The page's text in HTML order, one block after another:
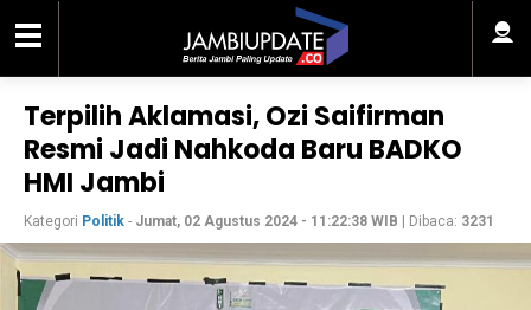
Terpilih Aklamasi, Ozi Saifirman
Resmi Jadi Nahkoda Baru BADKO
HMI Jambi
Kategori Politik - Jumat, 02 Agustus 2024 - 11:22:38 WIB | Dibaca: 3231